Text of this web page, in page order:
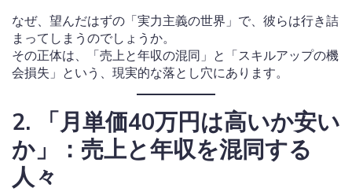
なぜ、望んだはずの「実力主義の世界」で、彼らは行き詰
まってしまうのでしょうか。
その正体は、「売上と年収の混同」と「スキルアップの機
会損失」という、現実的な落とし穴にあります。
2. 「月単価40万円は高いか安い
か」：売上と年収を混同する
人々